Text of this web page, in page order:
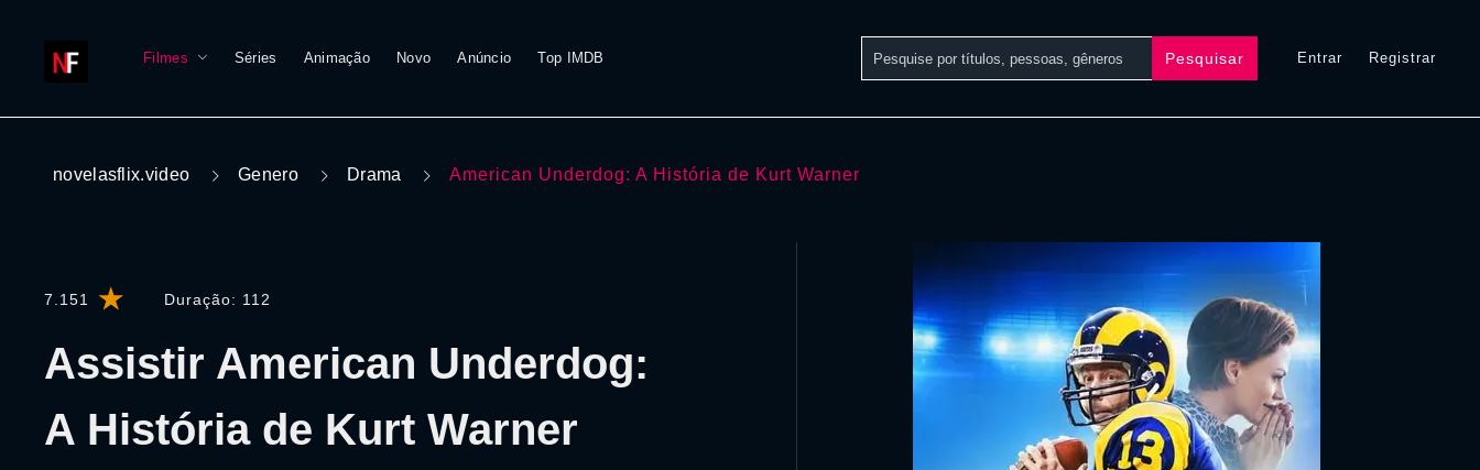
Filmes Séries Animação Novo Anúncio Top IMDB Pesquisar Entrar Registrar
novelasflix.video Genero Drama American Underdog: A História de Kurt Warner
7.151 Duração: 112
Assistir American Underdog:
A História de Kurt Warner